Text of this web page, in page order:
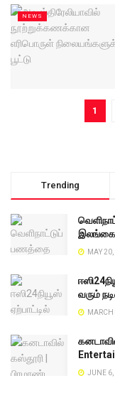
NEWS
1
Trending
இலங்கை
MAY
வரும்
JUNE 6,